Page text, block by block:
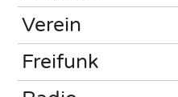
Verein
Freifunk